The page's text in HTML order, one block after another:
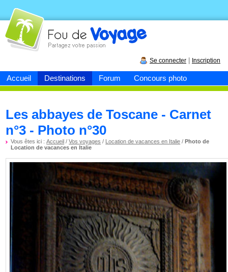
Accueil Destinations Forum Concours photo
Fou devoyage
Se connecter Inscription
Les abbayes de Toscane - Carnet
n°3 - Photo n°30
Vous êtes ici :Accueil /Vos voyages / Location de vacances en Italie /Photo de
Location de vacances en Italie